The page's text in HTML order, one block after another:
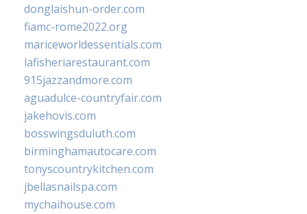
donglaishun-order.com
fiamc-rome2022.org
mariceworldessentials.com
lafisheriarestaurant.com
915jazzandmore.com
aguadulce-countryfair.com
jakehovis.com
bosswingsduluth.com
birminghamautocare.com
tonyscountrykitchen.com
jbellasnailspa.com
mychaihouse.com